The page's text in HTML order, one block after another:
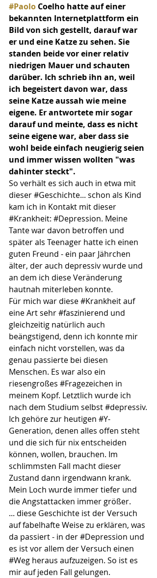
#Paolo Coelho hatte auf einer
bekannten Internetplattform ein
Bild von sich gestellt, darauf war
er und eine Katze zu sehen. Sie
standen beide vor einer relativ
niedrigen Mauer und schauten
darüber. Ich schrieb ihn an, weil
ich begeistert davon war, dass
seine Katze aussah wie meine
eigene. Er antwortete mir sogar
darauf und meinte, dass es nicht
seine eigene war, aber dass sie
wohl beide einfach neugierig seien
und immer wissen wollten "was
dahinter steckt".
So verhält es sich auch in etwa mit
dieser #Geschichte... schon als Kind
kam ich in Kontakt mit dieser
#Krankheit: #Depression. Meine
Tante war davon betroffen und
später als Teenager hatte ich einen
guten Freund - ein paar Jährchen
älter, der auch depressiv wurde und
an dem ich diese Veränderung
hautnah miterleben konnte.
Für mich war diese #Krankheit auf
eine Art sehr #faszinierend und
gleichzeitig natürlich auch
beängstigend, denn ich konnte mir
einfach nicht vorstellen, was da
genau passierte bei diesen
Menschen. Es war also ein
riesengroßes #Fragezeichen in
meinem Kopf. Letztlich wurde ich
nach dem Studium selbst #depressiv.
Ich gehöre zur heutigen #Y-
Generation, denen alles offen steht
und die sich für nix entscheiden
können, wollen, brauchen. Im
schlimmsten Fall macht dieser
Zustand dann irgendwann krank.
Mein Loch wurde immer tiefer und
die Angstattacken immer größer.
... diese Geschichte ist der Versuch
auf fabelhafte Weise zu erklären, was
da passiert - in der #Depression und
es ist vor allem der Versuch einen
#Weg heraus aufzuzeigen. So ist es
mir auf jeden Fall gelungen.